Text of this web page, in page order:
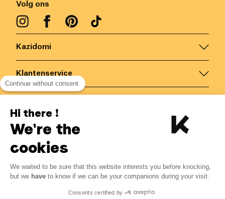
4.90€ 4.17€ -15% ?
Bespaar 0.73 € met K+
Kazidomi
Klantenservice
Volg ons
België/ NL
Alle rechten voorbehouden
Continue without consent
Hi there !
We're the
cookies
We waited to be sure that this website interests you before knocking,
but we have to know if we can be your companions during your visit.
Consents certified by